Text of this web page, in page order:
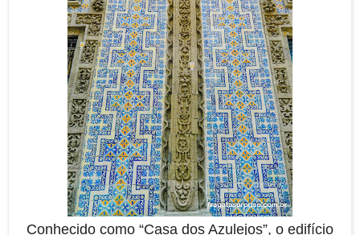
Conhecido como “Casa dos Azulejos”, o edifício